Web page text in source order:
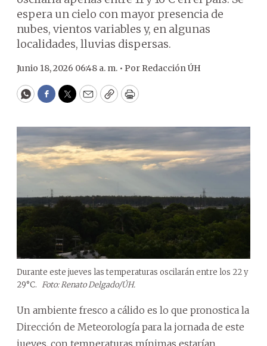
espera un cielo con mayor presencia de
nubes, vientos variables y, en algunas
localidades, lluvias dispersas.
Junio 18, 2026 06:48 a. m. • Por Redacción ÚH
WhatsApp
Facebook
Twitter
EmailCopyPrint
Durante este jueves las temperaturas oscilarán entre los 22 y
29°C. Foto: Renato Delgado/ÚH.
Un ambiente fresco a cálido es lo que pronostica la
Dirección de Meteorología para la jornada de este
jueves, con temperaturas mínimas estarían